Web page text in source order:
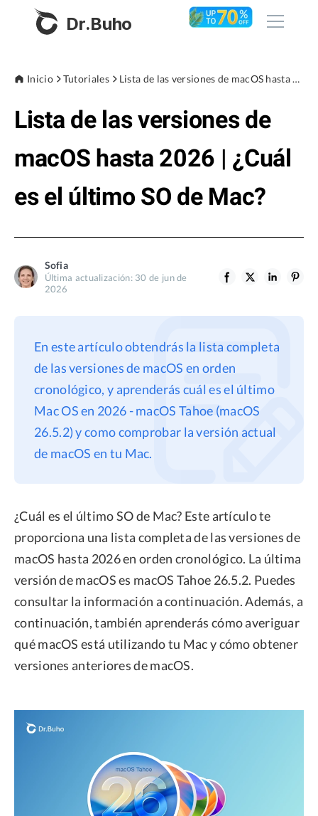
Dr.Buho
Productos
BuhoCleaner
BuhoRepair
BuhoLaunchpad
Tienda
Blog
Sobre nosotros
Privacidad
Términos
Politica de Reembolso
Inicio Tutoriales Lista de las versiones de macOS hasta 2026 | ¿Cuál es el último SO de Mac?
Lista de las versiones de
macOS hasta 2026 | ¿Cuál
es el último SO de Mac?
Sofia
Última actualización: 30 de jun de
2026
En este artículo obtendrás la lista completa
de las versiones de macOS en orden
cronológico, y aprenderás cuál es el último
Mac OS en 2026 - macOS Tahoe (macOS
26.5.2) y como comprobar la versión actual
de macOS en tu Mac.
¿Cuál es el último SO de Mac? Este artículo te
proporciona una lista completa de las versiones de
macOS hasta 2026 en orden cronológico. La última
versión de macOS es macOS Tahoe 26.5.2. Puedes
consultar la información a continuación. Además, a
continuación, también aprenderás cómo averiguar
qué macOS está utilizando tu Mac y cómo obtener
versiones anteriores de macOS.